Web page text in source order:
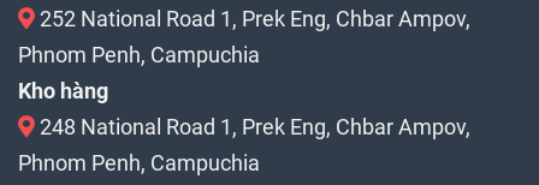
252 National Road 1, Prek Eng, Chbar Ampov,
Phnom Penh, Campuchia
Kho hàng
248 National Road 1, Prek Eng, Chbar Ampov,
Phnom Penh, Campuchia